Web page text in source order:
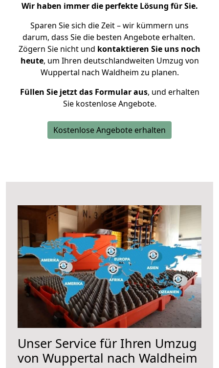
Wir haben immer die perfekte Lösung für Sie.
Sparen Sie sich die Zeit – wir kümmern uns
darum, dass Sie die besten Angebote erhalten.
Zögern Sie nicht und kontaktieren Sie uns noch
heute, um Ihren deutschlandweiten Umzug von
Wuppertal nach Waldheim zu planen.
Füllen Sie jetzt das Formular aus, und erhalten
Sie kostenlose Angebote.
Kostenlose Angebote erhalten
Unser Service für Ihren Umzug
von Wuppertal nach Waldheim